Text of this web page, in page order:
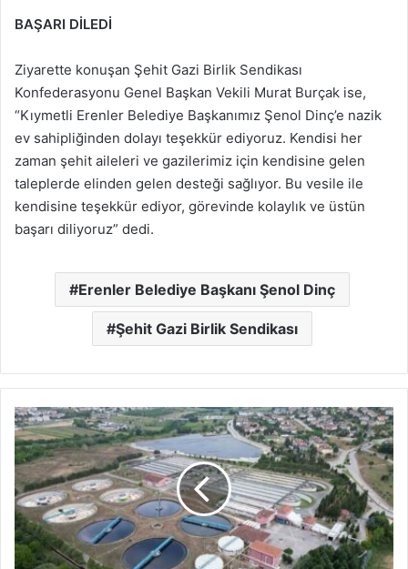
BAŞARI DİLEDİ
Ziyarette konuşan Şehit Gazi Birlik Sendikası
Konfederasyonu Genel Başkan Vekili Murat Burçak ise,
“Kıymetli Erenler Belediye Başkanımız Şenol Dinç’e nazik
ev sahipliğinden dolayı teşekkür ediyoruz. Kendisi her
zaman şehit aileleri ve gazilerimiz için kendisine gelen
taleplerde elinden gelen desteği sağlıyor. Bu vesile ile
kendisine teşekkür ediyor, görevinde kolaylık ve üstün
başarı diliyoruz” dedi.
Erenler Belediye Başkanı Şenol Dinç
Şehit Gazi Birlik Sendikası
SASKİ’nin
atık
su
arıtma
tesisi
uluslararası
rehberde
yayınlanacak